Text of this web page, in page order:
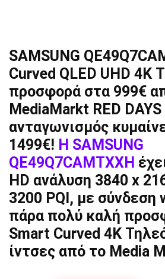
SAMSUNG
Curved QLED UHD 4K
προσφορά στα 999€
MediaMarkt RED
ανταγωνισμός
1499€! H SAMSUNG
QE49Q7CAMTXXH
HD ανάλυση 3840 x
3200 PQI, με σύνδεση
πάρα πολύ καλή
Smart Curved 4K
ίντσες από το Media